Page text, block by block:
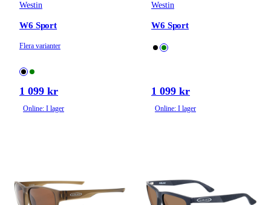
Westin
W6 Sport
Flera varianter
1 099 kr
Online: I lager
Westin
W6 Sport
1 099 kr
Online: I lager